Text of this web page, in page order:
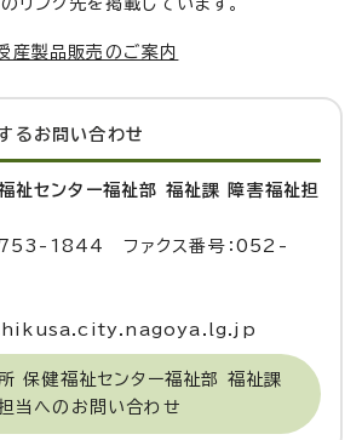
リンク先を掲載しています。
産製品販売のご案内
る お問い合わせ
祉センター福祉部 福祉課 障害福祉担
753-1844 ファクス番号：052-
保健福祉センター福祉部 福祉課
当へのお問い合わせ